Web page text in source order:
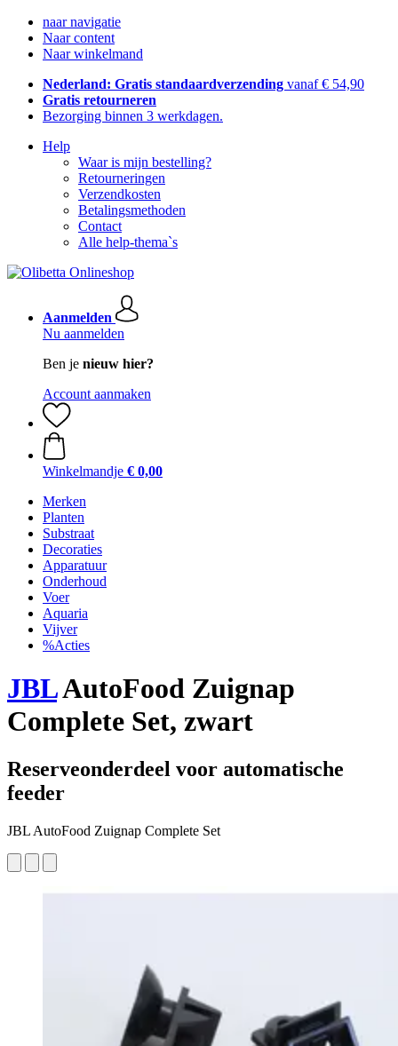
naar navigatie
Naar content
Naar winkelmand
Nederland: Gratis standaardverzending vanaf € 54,90
Gratis retourneren
Bezorging binnen 3 werkdagen.
Help
Waar is mijn bestelling?
Retourneringen
Verzendkosten
Betalingsmethoden
Contact
Alle help-thema`s
Aanmelden
Nu aanmelden
Ben je nieuw hier?
Account aanmaken
Winkelmandje € 0,00
Merken
Planten
Substraat
Decoraties
Apparatuur
Onderhoud
Voer
Aquaria
Vijver
%Acties
JBLAutoFood Zuignap
Complete Set, zwart
Reserveonderdeel voor automatische
feeder
JBL AutoFood Zuignap Complete Set